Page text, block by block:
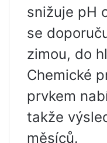
snižuje pH
se
zimou, do
Chemické
prvkem
takže
měsíců.